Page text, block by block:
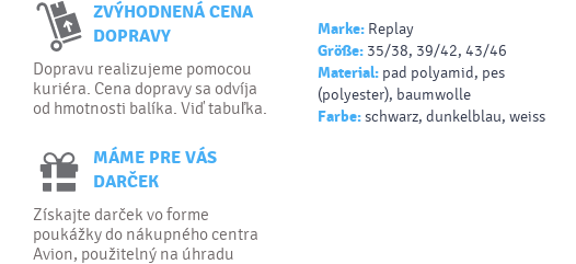
ZVÝHODNENÁ CENA
DOPRAVY
Dopravu realizujeme pomocou
kuriéra. Cena dopravy sa odvíja
od hmotnosti balíka. Viď tabuľka.
MÁME PRE VÁS
DARČEK
Získajte darček vo forme
poukážky do nákupného centra
Avion, použitelný na úhradu
Marke: Replay
Größe: 35/38, 39/42, 43/46
Material: pad polyamid, pes
(polyester), baumwolle
Farbe:schwarz, dunkelblau, weiss